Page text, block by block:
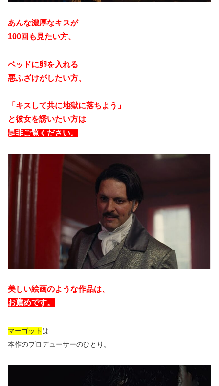
あんな濃厚なキスが
100回も見たい方、
ベッドに卵を入れる
悪ふざけがしたい方、
「キスして共に地獄に落ちよう」
と彼女を誘いたい方は
是非ご覧ください。
美しい絵画のような作品は、
お薦めです。
マーゴット は
本作のプロデューサーのひとり。